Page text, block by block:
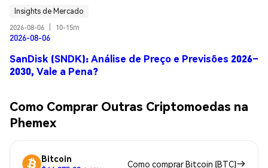
Insights de Mercado
2026-08-06
10-15m
2026-08-06
SanDisk (SNDK): Análise de Preço e Previsões 2026–
2030, Vale a Pena?
Como Comprar Outras Criptomoedas na
Phemex
Bitcoin
Como comprar Bitcoin (BTC)